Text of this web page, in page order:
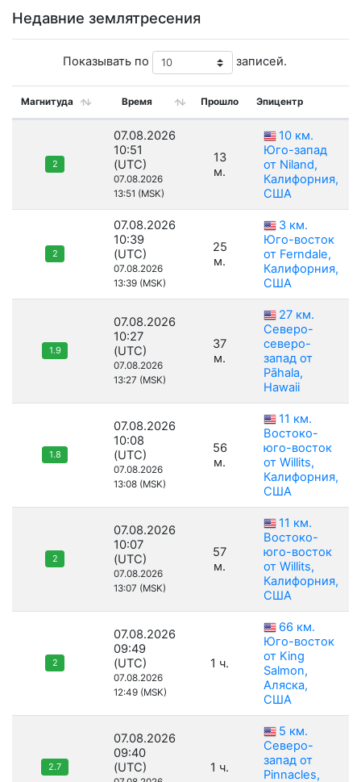
Недавние землятресения
Показывать по записей.
Магнитуда Время Прошло Эпицентр
2
07.08.2026
10:51
(UTC)
07.08.2026
13:51 (MSK)
13
м.
10 км.
Юго-запад
от Niland,
Калифорния,
США
2
07.08.2026
10:39
(UTC)
07.08.2026
13:39 (MSK)
25
м.
3 км.
Юго-восток
от Ferndale,
Калифорния,
США
1.9
07.08.2026
10:27
(UTC)
07.08.2026
13:27 (MSK)
37
м.
27 км.
Северо-
северо-
запад от
Pāhala,
Hawaii
1.8
07.08.2026
10:08
(UTC)
07.08.2026
13:08 (MSK)
56
м.
11 км.
Востоко-
юго-восток
от Willits,
Калифорния,
США
2
07.08.2026
10:07
(UTC)
07.08.2026
13:07 (MSK)
57
м.
11 км.
Востоко-
юго-восток
от Willits,
Калифорния,
США
2
07.08.2026
09:49
(UTC)
07.08.2026
12:49 (MSK)
1 ч.
66 км.
Юго-восток
от King
Salmon,
Аляска,
США
2.7
07.08.2026
09:40
(UTC)
1 ч.
5 км.
Северо-
запад от
Pinnacles,